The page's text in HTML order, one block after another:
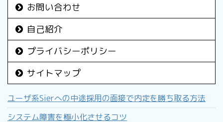
お問い合わせ
自己紹介
プライバシーポリシー
サイトマップ
ユーザ系Sierへの中途採用の面接で内定を勝ち取る方法
システム障害を極小化させるコツ